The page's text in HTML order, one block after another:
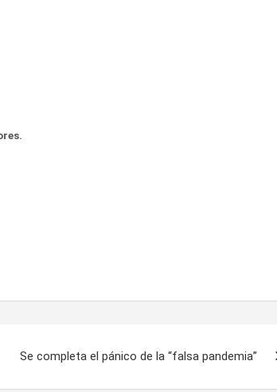
Se completa el pánico de la “falsa pandemia”